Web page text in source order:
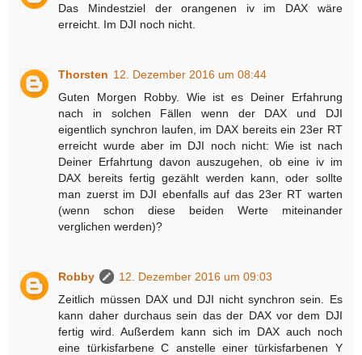
Das Mindestziel der orangenen iv im DAX wäre
erreicht. Im DJI noch nicht.
Thorsten 12. Dezember 2016 um 08:44
Guten Morgen Robby. Wie ist es Deiner Erfahrung
nach in solchen Fällen wenn der DAX und DJI
eigentlich synchron laufen, im DAX bereits ein 23er RT
erreicht wurde aber im DJI noch nicht: Wie ist nach
Deiner Erfahrtung davon auszugehen, ob eine iv im
DAX bereits fertig gezählt werden kann, oder sollte
man zuerst im DJI ebenfalls auf das 23er RT warten
(wenn schon diese beiden Werte miteinander
verglichen werden)?
Robby
12. Dezember 2016 um 09:03
Zeitlich müssen DAX und DJI nicht synchron sein. Es
kann daher durchaus sein das der DAX vor dem DJI
fertig wird. Außerdem kann sich im DAX auch noch
eine türkisfarbene C anstelle einer türkisfarbenen Y